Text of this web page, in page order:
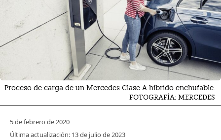
Proceso de carga de un Mercedes Clase A híbrido enchufable.
FOTOGRAFÍA: MERCEDES
5 de febrero de 2020
Última actualización: 13 de julio de 2023